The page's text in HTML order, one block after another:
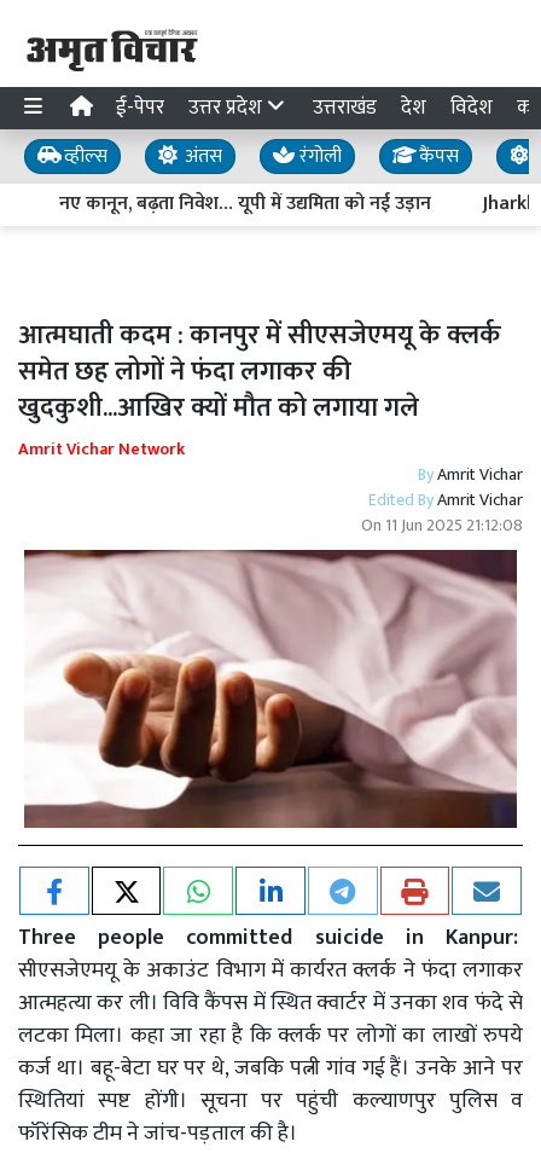
ई-पेपर उत्तर प्रदेश उत्तराखंड देश विदेश
व्हील्स अंतस रंगोली कैंपस
नए कानून, बढ़ता निवेश… यूपी में उद्यमिता को नई उड़ान
आत्मघाती कदम : कानपुर में सीएसजेएमयू के क्लर्क
समेत छह लोगों ने फंदा लगाकर की
खुदकुशी...आखिर क्यों मौत को लगाया गले
Amrit Vichar Network
ByAmrit Vichar
Edited ByAmrit Vichar
On 11 Jun 2025 21:12:08
Three people committed suicide in Kanpur:
सीएसजेएमयू के अकाउंट विभाग में कार्यरत क्लर्क ने फंदा लगाकर
आत्महत्या कर ली। विवि कैंपस में स्थित क्वार्टर में उनका शव फंदे से
लटका मिला। कहा जा रहा है कि क्लर्क पर लोगों का लाखों रुपये
कर्ज था। बहू-बेटा घर पर थे, जबकि पत्नी गांव गई हैं। उनके आने पर
स्थितियां स्पष्ट होंगी। सूचना पर पहुंची कल्याणपुर पुलिस व
फॉरेंसिक टीम ने जांच-पड़ताल की है।